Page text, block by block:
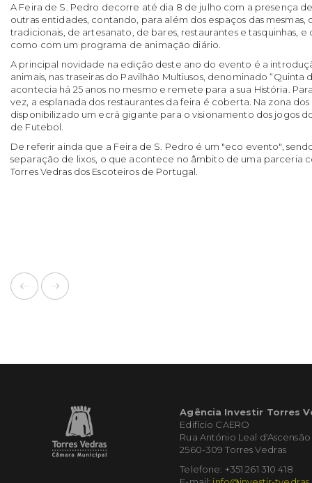
A Feira de S. Pedro decorre até dia 8 de julho com a presença
outras entidades, contando, para além dos espaços das mesmas,
tradicionais, de artesanato, de bares, restaurantes e tasquinhas,
como com um programa de animação diário.
A principal novidade na edição deste ano do evento é a
animais, nas traseiras do Pavilhão Multiusos, denominado “Quinta
acontecia há 25 anos no mesmo e remete para a sua História.
vez, a esplanada dos restaurantes da feira é coberta. Na zona
disponibilizado um ecrã gigante para o visionamento dos jogos
de Futebol.
De referir ainda que a Feira de S. Pedro é um "eco evento",
separação de lixos, o que acontece no âmbito de uma parceria
Torres Vedras dos Escoteiros de Portugal.
Agência Investir Torres
Edifício CAERO
Rua António Leal d'Ascensão
2560-309 Torres Vedras
Telefone: +351 261 310 418